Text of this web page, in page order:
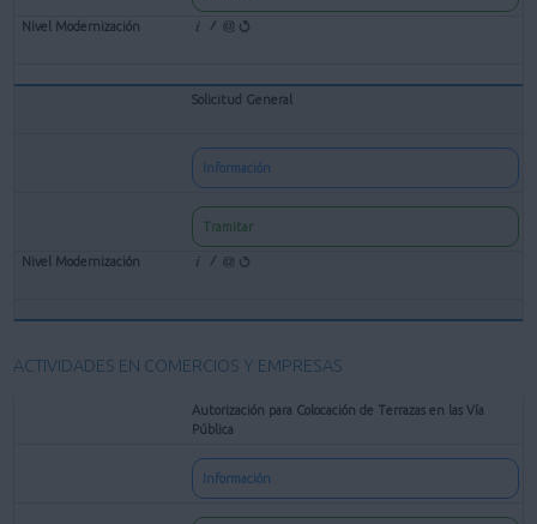
Solicitud General
Información
Tramitar
ACTIVIDADES EN COMERCIOS Y EMPRESAS
Autorización para Colocación de Terrazas en las Vía
Pública
Información